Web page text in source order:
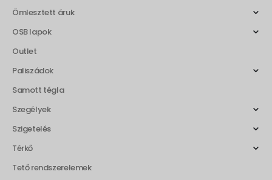
Ömlesztett áruk
OSB lapok
Outlet
Paliszádok
Samott tégla
Szegélyek
Szigetelés
Térkő
Tető rendszerelemek